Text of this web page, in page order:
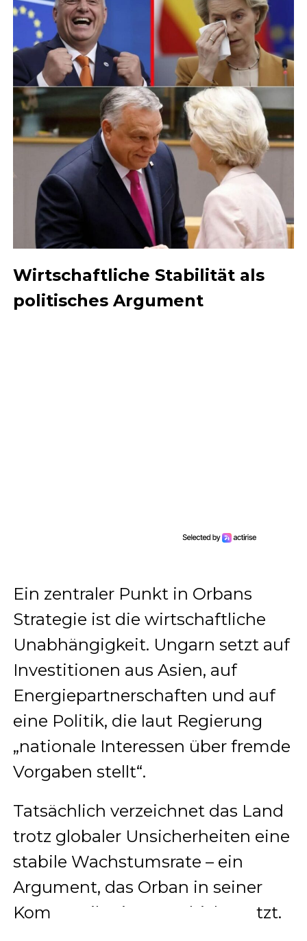
Wirtschaftliche Stabilität als
politisches Argument
Ein zentraler Punkt in Orbans
Strategie ist die wirtschaftliche
Unabhängigkeit. Ungarn setzt auf
Investitionen aus Asien, auf
Energiepartnerschaften und auf
eine Politik, die laut Regierung
„nationale Interessen über fremde
Vorgaben stellt“.
Tatsächlich verzeichnet das Land
trotz globaler Unsicherheiten eine
stabile Wachstumsrate – ein
Argument, das Orban in seiner
Kommunikation geschickt nutzt.